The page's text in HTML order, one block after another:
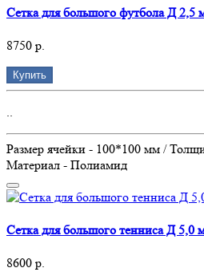
Сетка для большого футбола Д
8750 р.
Купить
..
Размер ячейки - 100*100 мм /
Материал - Полиамид
Сетка для большого тенниса Д 5,0
8600 р.